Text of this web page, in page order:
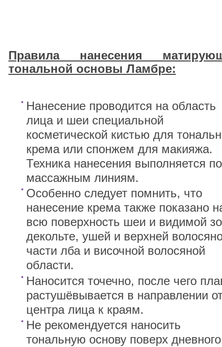
Правила нанесения
тональной основы Ламбре:
Нанесение проводится на область
лица и шеи специальной
косметической кистью для
крема или спонжем для макияжа.
Техника нанесения выполняется по
массажным линиям.
Особенно следует помнить, что
нанесение крема также показано
всю поверхность шеи и видимой
декольте, ушей и верхней
части лба и височной волосяной
области.
Наносится точечно, после чего
растушёвывается в направлении
центра лица к краям.
Не рекомендуется наносить
тональную основу поверх дневного